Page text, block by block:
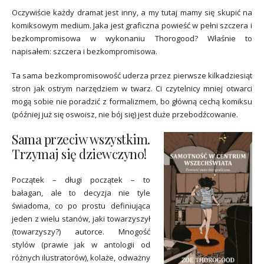
Oczywiście każdy dramat jest inny, a my tutaj mamy się skupić na
komiksowym medium. Jaka jest graficzna powieść w pełni szczera i
bezkompromisowa w wykonaniu Thorogood? Właśnie to
napisałem: szczera i bezkompromisowa.
Ta sama bezkompromisowość uderza przez pierwsze kilkadziesiąt
stron jak ostrym narzędziem w twarz. Ci czytelnicy mniej otwarci
mogą sobie nie poradzić z formalizmem, bo główną cechą komiksu
(później już się oswoisz, nie bój się) jest duże przebodźcowanie.
Sama przeciw wszystkim.
Trzymaj się dziewczyno!
Początek – długi początek – to
bałagan, ale to decyzja nie tyle
świadoma, co po prostu definiująca
jeden z wielu stanów, jaki towarzyszył
(towarzyszy?) autorce. Mnogość
stylów (prawie jak w antologii od
różnych ilustratorów), kolaże, odważny